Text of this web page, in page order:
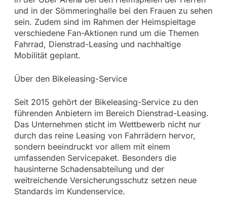
und in der Sömmeringhalle bei den Frauen zu sehen
sein. Zudem sind im Rahmen der Heimspieltage
verschiedene Fan-Aktionen rund um die Themen
Fahrrad, Dienstrad-Leasing und nachhaltige
Mobilität geplant.
Über den Bikeleasing-Service
Seit 2015 gehört der Bikeleasing-Service zu den
führenden Anbietern im Bereich Dienstrad-Leasing.
Das Unternehmen sticht im Wettbewerb nicht nur
durch das reine Leasing von Fahrrädern hervor,
sondern beeindruckt vor allem mit einem
umfassenden Servicepaket. Besonders die
hausinterne Schadensabteilung und der
weitreichende Versicherungsschutz setzen neue
Standards im Kundenservice.